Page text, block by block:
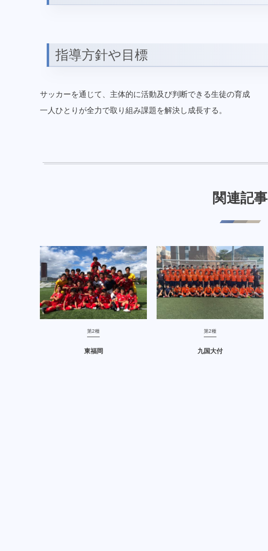
指導方針や目標
サッカーを通じて、主体的に活動及び判断できる生徒の育成
一人ひとりが全力で取り組み課題を解決し成長する。
関連記事
第2種
東福岡
第2種
九国大付